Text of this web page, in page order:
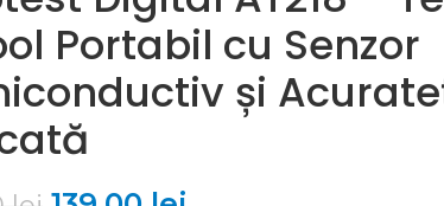
Portabil cu Senzor
și